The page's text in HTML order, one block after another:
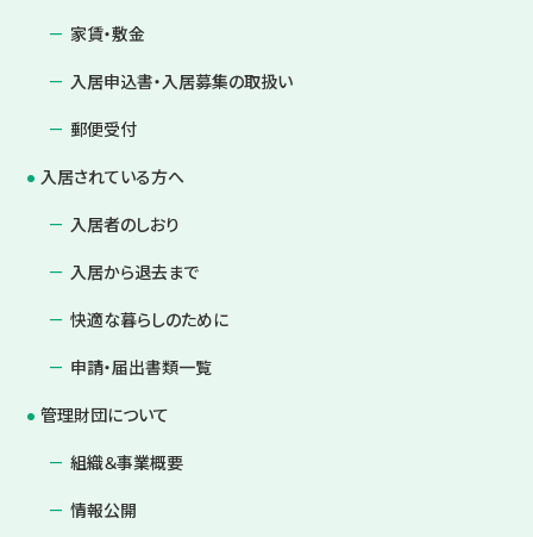
家賃・敷金
入居申込書・入居募集の取扱い
郵便受付
入居されている方へ
入居者のしおり
入居から退去まで
快適な暮らしのために
申請・届出書類一覧
管理財団について
組織＆事業概要
情報公開